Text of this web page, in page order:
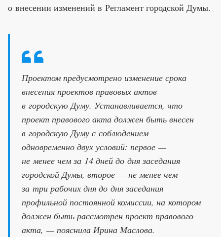
о внесении изменений в Регламент городской Думы.
Проектом предусмотрено изменение срока
внесения проектов правовых актов
в городскую Думу. Устанавливается, что
проект правового акта должен быть внесен
в городскую Думу с соблюдением
одновременно двух условий: первое —
не менее чем за 14 дней до дня заседания
городской Думы, второе — не менее чем
за три рабочих дня до дня заседания
профильной постоянной комиссии, на котором
должен быть рассмотрен проект правового
акта, — пояснила Ирина Маслова.